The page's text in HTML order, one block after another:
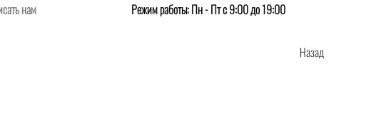
нам
Режим работы: Пн - Пт с 9:00 до 19:00
Назад